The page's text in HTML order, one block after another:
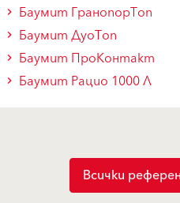
Баумит ГранопорТоп
Баумит ДуоТоп
Баумит ПроКонтакт
Баумит Рацио 1000 Л
Всички